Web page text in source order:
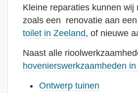
Kleine reparaties kunnen
zoals een renovatie aan
toilet in Zeeland, of nieuwe
Naast alle
hovenierswerkzaamheden in
Ontwerp tuinen